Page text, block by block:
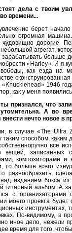
дела с твоим
времени...
берет
огромная
чудовищно дорогие.
агрегат,
зарабатывать больше
«Harley». И я
как езда на
«Knucklehead» 1946
как у меня
признался, что
утомительна. А во
внести нечто новое в
в случае «The Ultra
таким способом,
все
вещей,
композиторами
то больше всего
разнообразить,
изданием бокса
гитарный альбом. А
с
моего проекта
инструментах,
По-видимому, в
иное дело, нежели
время для того,